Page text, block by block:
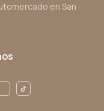
en San